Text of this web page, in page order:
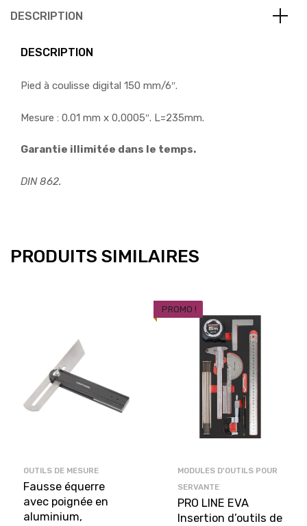
DESCRIPTION
DESCRIPTION
Pied à coulisse digital 150 mm/6″.
Mesure : 0.01 mm x 0,0005″. L=235mm.
Garantie illimitée dans le temps.
DIN 862.
PRODUITS SIMILAIRES
OUTILS DE MESURE
Fausse équerre
avec poignée en
aluminium,
PROMO !
MODULES D'OUTILS POUR
SERVANTE
PRO LINE EVA
Insertion d’outils de